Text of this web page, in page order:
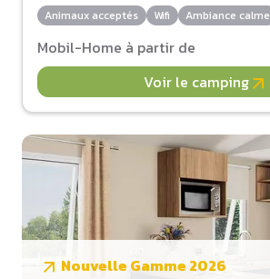
Animaux acceptés Wifi Ambiance calme
Mobil-Home à partir de
Voir le camping
Nouvelle Gamme 2026